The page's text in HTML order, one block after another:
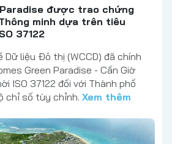
được trao chứng
minh dựa trên tiêu
37122
Dữ liệu Đô thị (WCCD) đã chính
Green Paradise - Cần Giờ
ISO 37122 đối với Thành phố
chỉ số tùy chỉnh. Xem thêm